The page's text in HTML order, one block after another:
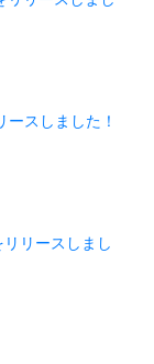
ースしました！
リリースしまし